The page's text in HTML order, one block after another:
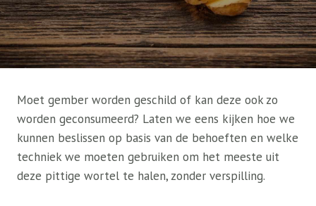
Moet gember worden geschild of kan deze ook zo
worden geconsumeerd? Laten we eens kijken hoe we
kunnen beslissen op basis van de behoeften en welke
techniek we moeten gebruiken om het meeste uit
deze pittige wortel te halen, zonder verspilling.